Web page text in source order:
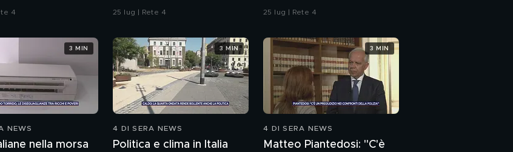
4 25 lug | Rete 4
dell'ordine
25 lug | Rete 4
NEWS
nella morsa
3 MIN
4 DI SERA NEWS
Politica e clima in Italia
3 MIN
4 DI SERA NEWS
Matteo Piantedosi: "C'è
3 MIN